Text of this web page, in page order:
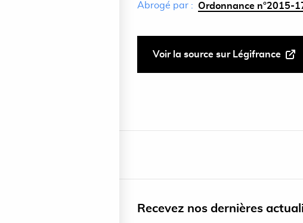
Abrogé par : Ordonnance n°2015-
Voir la source sur Légifrance
Recevez nos dernières